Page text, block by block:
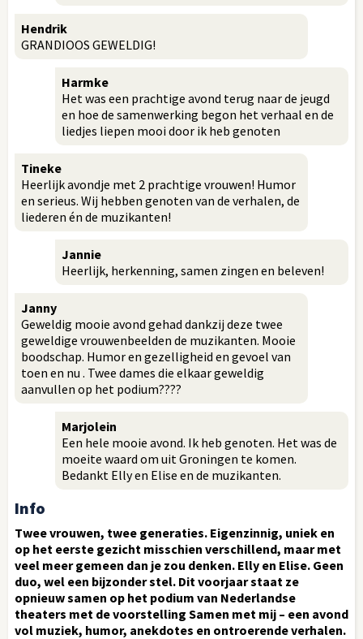
Hendrik
GRANDIOOS GEWELDIG!
Harmke
Het was een prachtige avond terug naar de jeugd
en hoe de samenwerking begon het verhaal en de
liedjes liepen mooi door ik heb genoten
Tineke
Heerlijk avondje met 2 prachtige vrouwen! Humor
en serieus. Wij hebben genoten van de verhalen, de
liederen én de muzikanten!
Jannie
Heerlijk, herkenning, samen zingen en beleven!
Janny
Geweldig mooie avond gehad dankzij deze twee
geweldige vrouwenbeelden de muzikanten. Mooie
boodschap. Humor en gezelligheid en gevoel van
toen en nu . Twee dames die elkaar geweldig
aanvullen op het podium????
Marjolein
Een hele mooie avond. Ik heb genoten. Het was de
moeite waard om uit Groningen te komen.
Bedankt Elly en Elise en de muzikanten.
Info
Twee vrouwen, twee generaties. Eigenzinnig, uniek en
op het eerste gezicht misschien verschillend, maar met
veel meer gemeen dan je zou denken. Elly en Elise. Geen
duo, wel een bijzonder stel. Dit voorjaar staat ze
opnieuw samen op het podium van Nederlandse
theaters met de voorstelling Samen met mij – een avond
vol muziek, humor, anekdotes en ontroerende verhalen.